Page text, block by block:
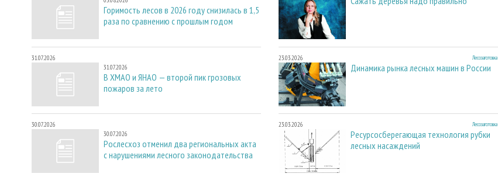
Горимость лесов в 2026 году снизилась в 1,5
раза по сравнению с прошлым годом
31.07.2026
31.07.2026
В ХМАО и ЯНАО — второй пик грозовых
пожаров за лето
30.07.2026
30.07.2026
Рослесхоз отменил два региональных акта
с нарушениями лесного законодательства
23.03.2026 Лесозаготовка
Динамика рынка лесных машин в России
23.03.2026 Лесозаготовка
Ресурсосберегающая технология рубки
лесных насаждений